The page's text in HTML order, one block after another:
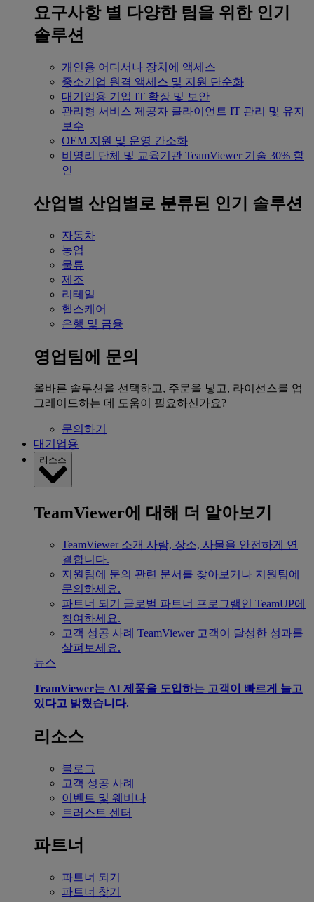
요구사항 별 다양한 팀을 위한 인기
솔루션
개인용 어디서나 장치에 액세스
중소기업 원격 액세스 및 지원 단순화
대기업용 기업 IT 확장 및 보안
관리형 서비스 제공자 클라이언트 IT 관리 및 유지
보수
OEM 지원 및 운영 간소화
비영리 단체 및 교육기관 TeamViewer 기술 30% 할
인
산업별 산업별로 분류된 인기 솔루션
자동차
농업
물류
제조
리테일
헬스케어
은행 및 금융
영업팀에 문의
올바른 솔루션을 선택하고, 주문을 넣고, 라이선스를 업
그레이드하는 데 도움이 필요하신가요?
문의하기
대기업용
리소스
TeamViewer에 대해 더 알아보기
TeamViewer 소개 사람, 장소, 사물을 안전하게 연
결합니다.
지원팀에 문의 관련 문서를 찾아보거나 지원팀에
문의하세요.
파트너 되기
글로벌 파트너 프로그램인 TeamUP에
참여하세요.
고객 성공 사례 TeamViewer 고객이 달성한 성과를
살펴보세요.
뉴스
TeamViewer는 AI 제품을 도입하는 고객이 빠르게 늘고
있다고 밝혔습니다.
리소스
블로그
고객 성공 사례
이벤트 및 웨비나
트러스트 센터
파트너
파트너 되기
파트너 찾기